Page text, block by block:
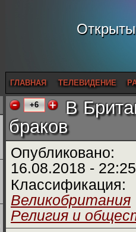
ГЛАВНАЯ ТЕЛЕВИДЕНИЕ
+6
В
браков
Опубликовано:
16.08.2018 - 22:25
Классификация:
Великобритания
Религия и